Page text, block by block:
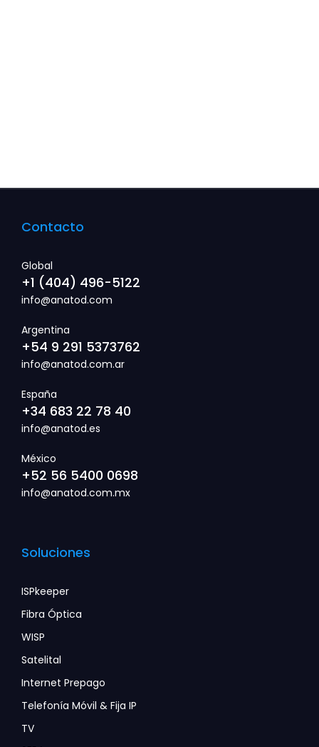
Soluciones
ISPkeeper
Fibra Óptica
WISP
Satelital
Internet Prepago
Telefonía Móvil & Fija IP
TV
Contacto
Global
+1 (404) 496-5122
info@anatod.com
Argentina
+54 9 291 5373762
info@anatod.com.ar
España
+34 683 22 78 40
info@anatod.es
México
+52 56 5400 0698
info@anatod.com.mx